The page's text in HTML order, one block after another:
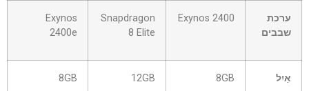
ערכת
שבבים
Exynos 2400
Snapdragon
8 Elite
Exynos
2400e
אַיִל 8GB
12GB
8GB